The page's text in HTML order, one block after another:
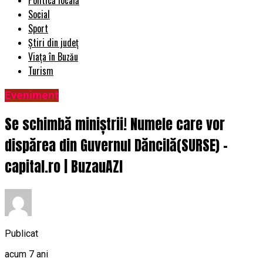
Social
Sport
Știri din județ
Viața în Buzău
Turism
Eveniment
Se schimbă miniștrii! Numele care vor
dispărea din Guvernul Dăncilă(SURSE) –
capital.ro | BuzauAZI
Publicat
acum 7 ani